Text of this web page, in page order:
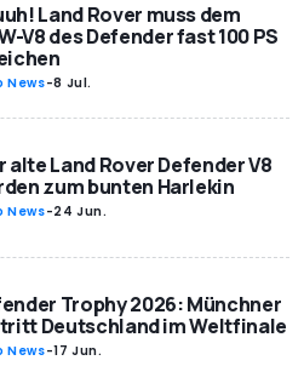
Land Rover muss dem
V8 des Defender fast 100 PS
News-8 Jul.
alte Land Rover Defender V8
zum bunten Harlekin
News-24 Jun.
Trophy 2026: Münchner
Deutschland im Weltfinale
News-17 Jun.